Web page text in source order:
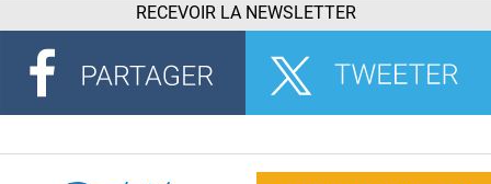
RECEVOIR LA NEWSLETTER